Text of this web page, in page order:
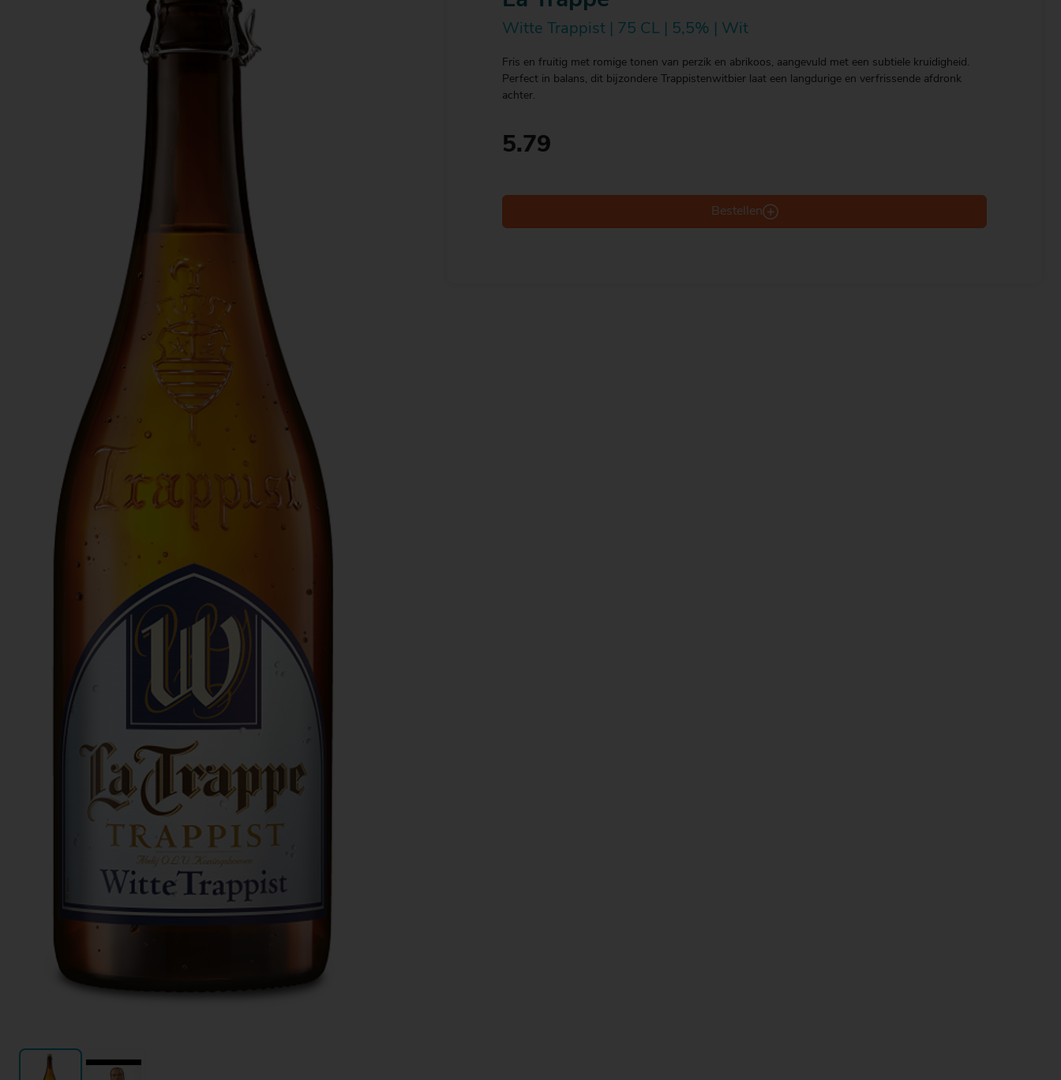
Witte Trappist | 75 CL | 5,5% | Wit
Fris en fruitig met romige tonen van perzik en abrikoos, aangevuld met een subtiele kruidigheid.
Perfect in balans, dit bijzondere Trappistenwitbier laat een langdurige en verfrissende afdronk
achter.
5.79
Bestellen